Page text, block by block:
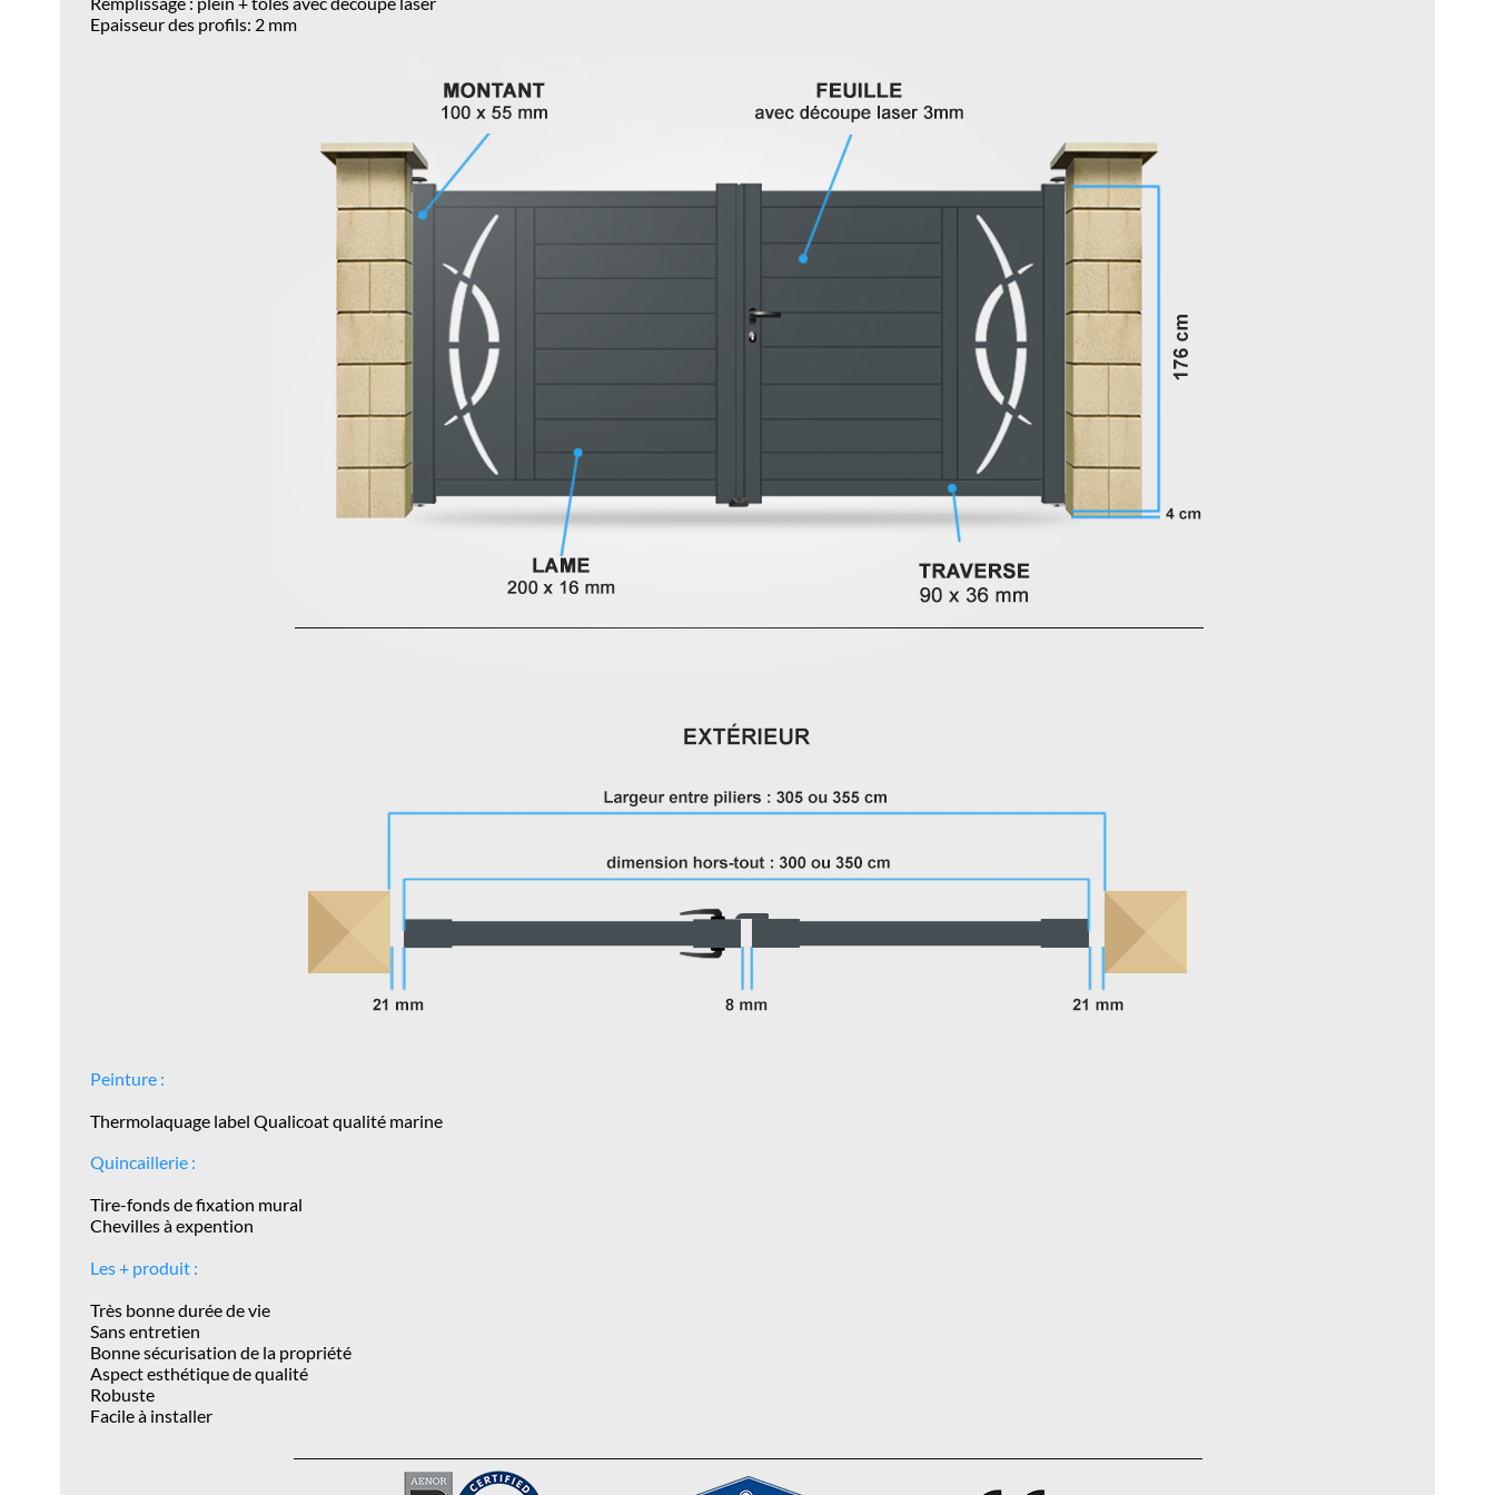
Epaisseur des profils: 2 mm
Peinture :
Thermolaquage label Qualicoat qualité marine
Quincaillerie :
Tire-fonds de fixation mural
Chevilles à expention
Les + produit :
Très bonne durée de vie
Sans entretien
Bonne sécurisation de la propriété
Aspect esthétique de qualité
Robuste
Facile à installer